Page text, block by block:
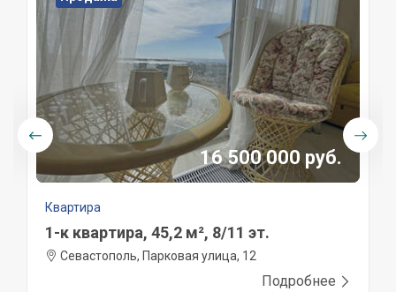
16 500 000 руб.
Квартира
1-к квартира, 45,2 м², 8/11 эт.
Севастополь, Парковая улица, 12
Подробнее